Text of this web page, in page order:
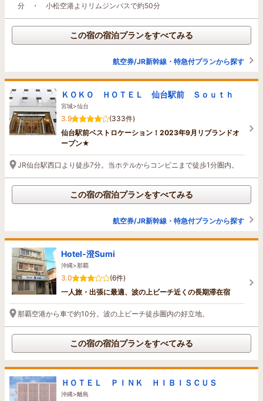
分 ・ 小松空港よりリムジンバスで約50分
この宿の宿泊プランをすべてみる
航空券/JR新幹線・特急付プランから探す
ＫＯＫＯ ＨＯＴＥＬ 仙台駅前 Ｓｏｕｔｈ
宮城>仙台
3.9
(333件)
仙台駅前ベストロケーション！2023年9月リブランドオ
ープン★
JR仙台駅西口より徒歩7分。当ホテルからコンビニまで徒歩1分圏内。
この宿の宿泊プランをすべてみる
航空券/JR新幹線・特急付プランから探す
Hotel-澄Sumi
沖縄>那覇
3.0
(6件)
一人旅・出張に最適、波の上ビーチ近くの長期滞在宿
那覇空港から車で約10分。波の上ビーチ徒歩圏内の好立地。
この宿の宿泊プランをすべてみる
ＨＯＴＥＬ ＰＩＮＫ ＨＩＢＩＳＣＵＳ
沖縄>離島